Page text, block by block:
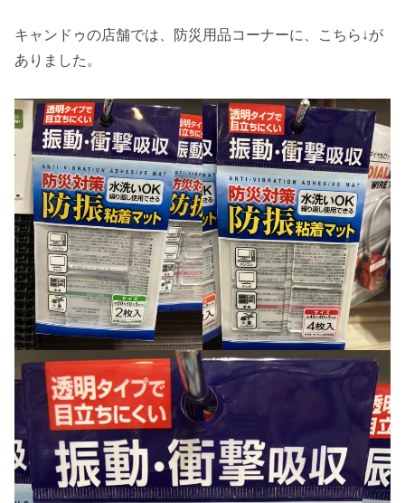
キャンドゥの店舗では、防災用品コーナーに、こちら↓が
ありました。